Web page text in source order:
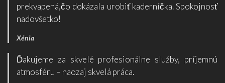
prekvapená,čo dokázala urobiť kaderníčka. Spokojnosť
nadovšetko!
Xénia
Ďakujeme za skvelé profesionálne služby, príjemnú
atmosféru – naozaj skvelá práca.